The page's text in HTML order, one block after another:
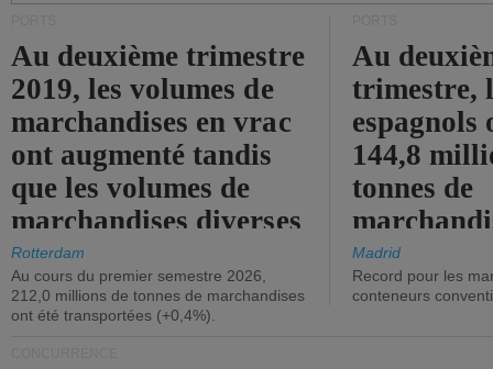
Au deuxième trimestre
2019, les volumes de
marchandises en vrac
ont augmenté tandis
que les volumes de
marchandises diverses
ont diminué.
Rotterdam
Au cours du premier semestre 2026,
212,0 millions de tonnes de marchandises
ont été transportées (+0,4%).
Au
trimestre,
144,8
tonnes de
(+2,9%).
Madrid
Record pour les
conteneurs